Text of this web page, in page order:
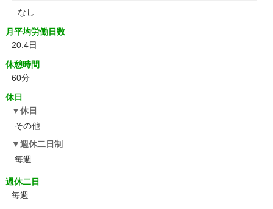
なし
月平均労働日数
20.4日
休憩時間
60分
休日
休日
その他
週休二日制
毎週
週休二日
毎週